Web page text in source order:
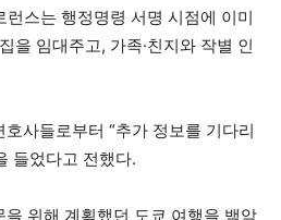
스는 행정명령 서명 시점에 이미
을 임대주고, 가족·친지와 작별 인
사들로부터 “추가 정보를 기다리
들었다고 전했다.
위해 계획했던 도쿄 여행을 백악